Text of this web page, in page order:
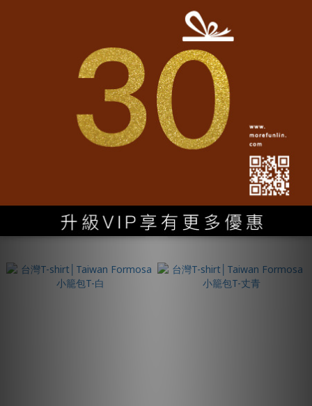
台灣紀念品│Happy Taiwan珍珠
奶茶兩用袋-卡其
台灣紀念品│台灣 Taiwan兩用袋-
NT$690